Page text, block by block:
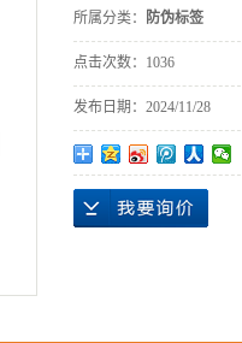
所属分类： 防伪标签
点击次数： 1036
发布日期： 2024/11/28